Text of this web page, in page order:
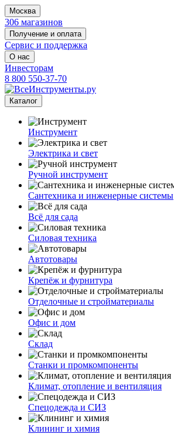
Москва
306 магазинов
Получение и оплата
Сервис и поддержка
О нас
Инвесторам
8 800 550-37-70
Каталог
Инструмент
Электрика и свет
Ручной инструмент
Сантехника и инженерные системы
Всё для сада
Силовая техника
Автотовары
Крепёж и фурнитура
Отделочные и стройматериалы
Офис и дом
Склад
Станки и промкомпоненты
Климат, отопление и вентиляция
Спецодежда и СИЗ
Клининг и химия